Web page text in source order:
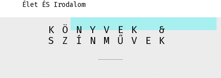
Élet ÉS Irodalom
KÖNYVEK &
SZÍNMŰVEK